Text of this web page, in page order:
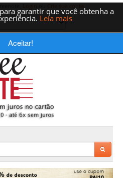
garantir que você obtenha a
Leia mais
Aceitar!